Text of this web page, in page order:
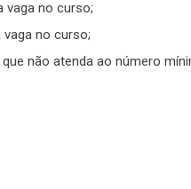
vaga no curso;
no curso;
não atenda ao número